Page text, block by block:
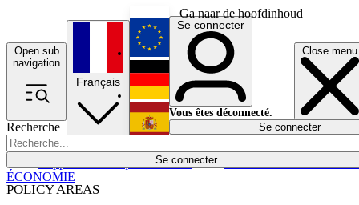
Ga naar de hoofdinhoud
Open sub
navigation
Close menu
Recherche
Se connecter
POLICY AREAS
Économie
Français
English
Deutsch
Español
Se connecter
Vous êtes déconnecté.
Se connecter
ÉCONOMIE